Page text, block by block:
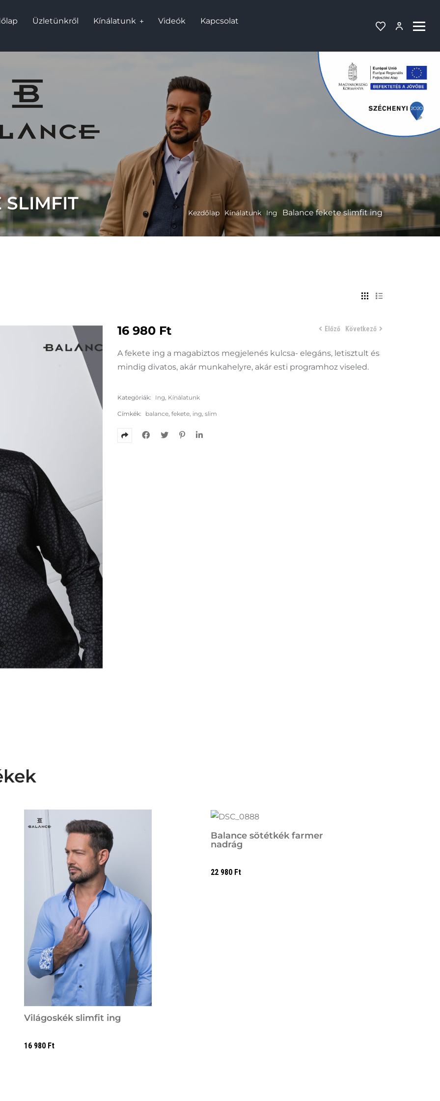
Üzletünkről Kínálatunk Videók Kapcsolat
SLIMFIT Kezdőlap Kínálatunk Ing Balance fekete slimfit ing
Előző Következő
16 980 Ft
A fekete ing a magabiztos megjelenés kulcsa- elegáns, letisztult és
mindig divatos, akár munkahelyre, akár esti programhoz viseled.
Kategóriák: Ing, Kínálatunk
Címkék: balance, fekete, ing, slim
Világoskék slimfit ing
16 980 Ft
Balance sötétkék farmer
nadrág
22 980 Ft